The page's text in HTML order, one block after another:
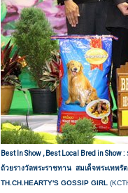
Best In Show , Best Local Bred in Show :
ถ้วยรางวัลพระราชทาน สมเด็จพระเทพ
TH.CH.HEARTY'S GOSSIP GIRL